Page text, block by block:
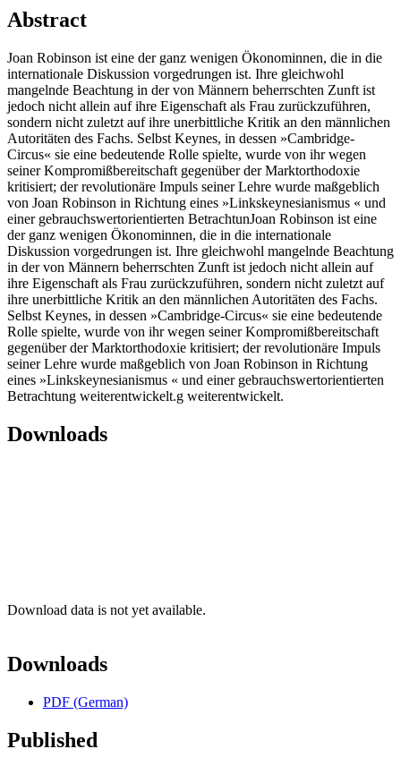
Abstract
Joan Robinson ist eine der ganz wenigen Ökonominnen, die in die
internationale Diskussion vorgedrungen ist. Ihre gleichwohl
mangelnde Beachtung in der von Männern beherrschten Zunft ist
jedoch nicht allein auf ihre Eigenschaft als Frau zurückzuführen,
sondern nicht zuletzt auf ihre unerbittliche Kritik an den männlichen
Autoritäten des Fachs. Selbst Keynes, in dessen »Cambridge-
Circus« sie eine bedeutende Rolle spielte, wurde von ihr wegen
seiner Kompromißbereitschaft gegenüber der Marktorthodoxie
kritisiert; der revolutionäre Impuls seiner Lehre wurde maßgeblich
von Joan Robinson in Richtung eines »Linkskeynesianismus « und
einer gebrauchswertorientierten BetrachtunJoan Robinson ist eine
der ganz wenigen Ökonominnen, die in die internationale
Diskussion vorgedrungen ist. Ihre gleichwohl mangelnde Beachtung
in der von Männern beherrschten Zunft ist jedoch nicht allein auf
ihre Eigenschaft als Frau zurückzuführen, sondern nicht zuletzt auf
ihre unerbittliche Kritik an den männlichen Autoritäten des Fachs.
Selbst Keynes, in dessen »Cambridge-Circus« sie eine bedeutende
Rolle spielte, wurde von ihr wegen seiner Kompromißbereitschaft
gegenüber der Marktorthodoxie kritisiert; der revolutionäre Impuls
seiner Lehre wurde maßgeblich von Joan Robinson in Richtung
eines »Linkskeynesianismus « und einer gebrauchswertorientierten
Betrachtung weiterentwickelt.g weiterentwickelt.
Downloads
Download data is not yet available.
Downloads
PDF (German)
Published